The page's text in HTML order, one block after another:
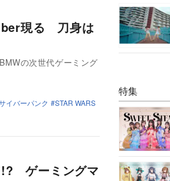
現る 刀身は
の次世代ゲーミング
イバーパンク STAR WARS
ゲーミングマ
特集